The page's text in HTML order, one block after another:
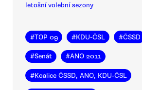
letošní volební sezony
#TOP 09 #KDU-ČSL #ČSSD
#Senát #ANO 2011
#Koalice ČSSD, ANO, KDU-ČSL